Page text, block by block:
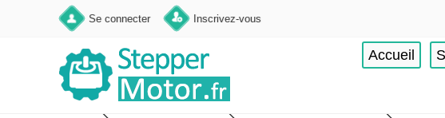
Se connecter Inscrivez-vous
Accueil